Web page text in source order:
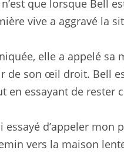
n’est que lorsque Bell
vive a aggravé la
elle a appelé sa
de son œil droit. Bell
en essayant de rester
essayé d’appeler
vers la maison